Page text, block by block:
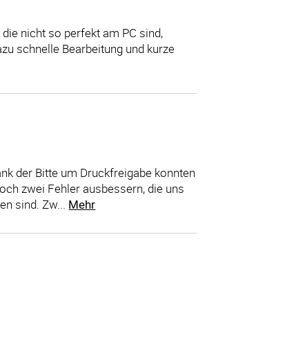
nicht so perfekt am PC sind,
schnelle Bearbeitung und kurze
der Bitte um Druckfreigabe konnten
zwei Fehler ausbessern, die uns
sind. Zw...
Mehr